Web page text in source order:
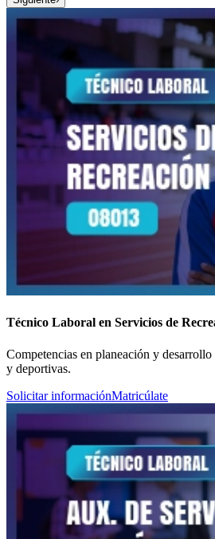
Técnico Laboral en Servicios de
Competencias en planeación y
y deportivas.
Solicitar informaciónMatricúlate